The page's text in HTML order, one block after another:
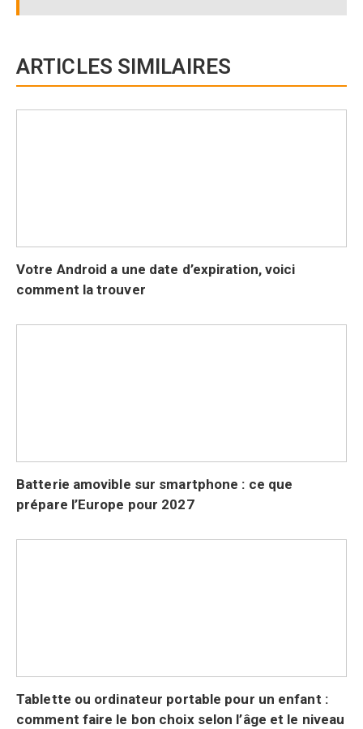
ARTICLES SIMILAIRES
Votre Android a une date d’expiration, voici
comment la trouver
Batterie amovible sur smartphone : ce que
prépare l’Europe pour 2027
Tablette ou ordinateur portable pour un enfant :
comment faire le bon choix selon l’âge et le niveau